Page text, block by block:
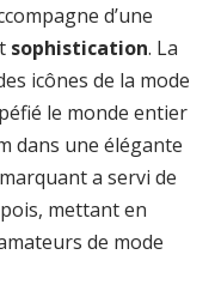
d’une
sophistication. La
icônes de la mode
le monde entier
dans une élégante
a servi de
mettant en
de mode